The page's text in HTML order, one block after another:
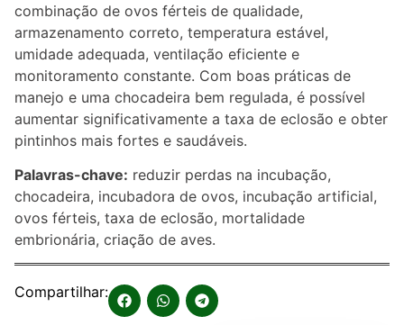
combinação de ovos férteis de qualidade,
armazenamento correto, temperatura estável,
umidade adequada, ventilação eficiente e
monitoramento constante. Com boas práticas de
manejo e uma chocadeira bem regulada, é possível
aumentar significativamente a taxa de eclosão e obter
pintinhos mais fortes e saudáveis.
Palavras-chave: reduzir perdas na incubação,
chocadeira, incubadora de ovos, incubação artificial,
ovos férteis, taxa de eclosão, mortalidade
embrionária, criação de aves.
Compartilhar: